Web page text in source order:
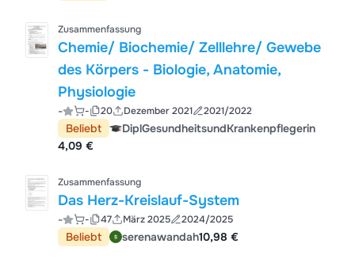
Zusammenfassung
Chemie/ Biochemie/ Zelllehre/ Gewebe
des Körpers - Biologie, Anatomie,
Physiologie
- - 20 Dezember 2021 2021/2022
Beliebt
DiplGesundheitsundKrankenpflegerin
4,09 €
Zusammenfassung
Das Herz-Kreislauf-System
- - 47 März 2025 2024/2025
Beliebt serenawandah10,98 €